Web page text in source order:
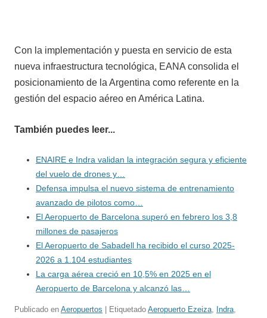
Con la implementación y puesta en servicio de esta
nueva infraestructura tecnológica, EANA consolida el
posicionamiento de la Argentina como referente en la
gestión del espacio aéreo en América Latina.
También puedes leer...
ENAIRE e Indra validan la integración segura y eficiente
del vuelo de drones y…
Defensa impulsa el nuevo sistema de entrenamiento
avanzado de pilotos como…
El Aeropuerto de Barcelona superó en febrero los 3,8
millones de pasajeros
El Aeropuerto de Sabadell ha recibido el curso 2025-
2026 a 1.104 estudiantes
La carga aérea creció en 10,5% en 2025 en el
Aeropuerto de Barcelona y alcanzó las…
Publicado en Aeropuertos | Etiquetado Aeropuerto Ezeiza Indra